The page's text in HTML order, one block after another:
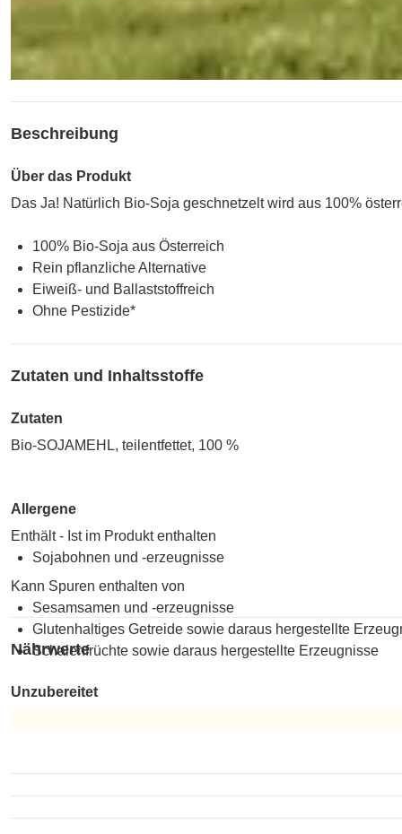
Beschreibung
Über das Produkt
Das Ja! Natürlich Bio-Soja geschnetzelt wird aus 100%
100% Bio-Soja aus Österreich
Rein pflanzliche Alternative
Eiweiß- und Ballaststoffreich
Ohne Pestizide*
Zutaten und Inhaltsstoffe
Zutaten
Bio-SOJAMEHL, teilentfettet, 100 %
Allergene
Enthält - Ist im Produkt enthalten
Sojabohnen und -erzeugnisse
Kann Spuren enthalten von
Sesamsamen und -erzeugnisse
Glutenhaltiges Getreide sowie daraus hergestellte
Schalenfrüchte sowie daraus hergestellte Erzeugnisse
Nährwerte
Unzubereitet